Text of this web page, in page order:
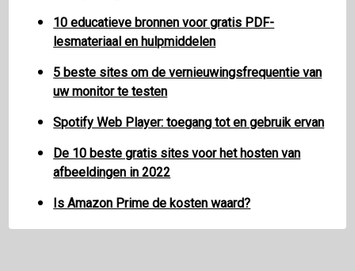
10 educatieve bronnen voor gratis PDF-
lesmateriaal en hulpmiddelen
5 beste sites om de vernieuwingsfrequentie van
uw monitor te testen
Spotify Web Player: toegang tot en gebruik ervan
De 10 beste gratis sites voor het hosten van
afbeeldingen in 2022
Is Amazon Prime de kosten waard?